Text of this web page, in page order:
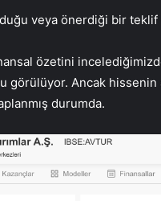
veya önerdiği bir teklif
özetini
görülüyor. Ancak
durumda.